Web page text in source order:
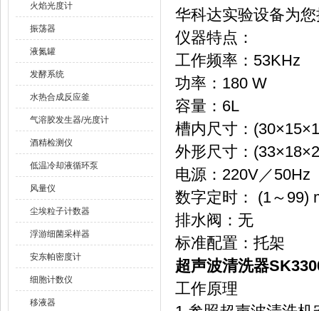
火焰光度计
振荡器
液氮罐
发酵系统
水热合成反应釜
气溶胶发生器/光度计
酒精检测仪
低温冷却液循环泵
风量仪
尘埃粒子计数器
浮游细菌采样器
安东帕密度计
细胞计数仪
移液器
华科达实验设备为
仪器特点：
工作频率：53KHz
功率：180 W
容量：6L
槽内尺寸：
外形尺寸：
电源：220V／50Hz
数字定时： (1～99)
排水阀：无
标准配置：托架
超声波清洗器
工作原理